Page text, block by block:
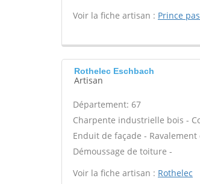
Voir la fiche artisan : Prince
Rothelec Eschbach
Artisan
Département: 67
Charpente industrielle bois -
Enduit de façade -
Démoussage de toiture -
Voir la fiche artisan : Rothelec